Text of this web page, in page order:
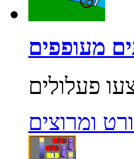
מעופפים
ומרוצים